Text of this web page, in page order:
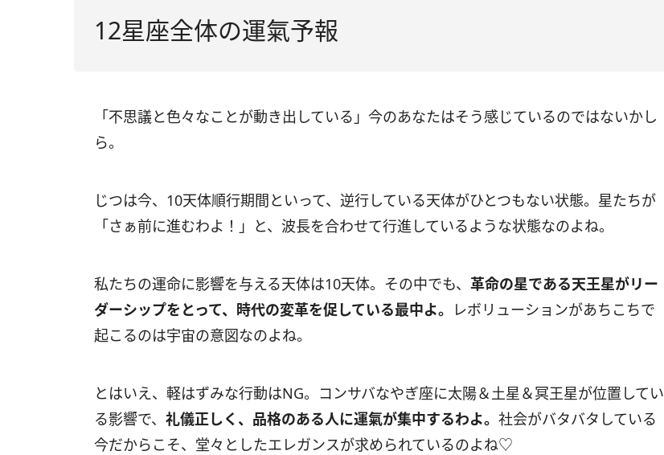
12星座全体の運氣予報
「不思議と色々なことが動き出している」今のあなたはそう感じているのではないかし
ら。
じつは今、10天体順行期間といって、逆行している天体がひとつもない状態。星たちが
「さぁ前に進むわよ！」と、波長を合わせて行進しているような状態なのよね。
私たちの運命に影響を与える天体は10天体。その中でも、 革命の星である天王星がリー
ダーシップをとって、時代の変革を促している最中よ。
レボリューションがあちこちで
起こるのは宇宙の意図なのよね。
とはいえ、軽はずみな行動はNG。コンサバなやぎ座に太陽＆土星＆冥王星が位置してい
る影響で、 礼儀正しく、品格のある人に運氣が集中するわよ。 社会がバタバタしている
今だからこそ、堂々としたエレガンスが求められているのよね♡